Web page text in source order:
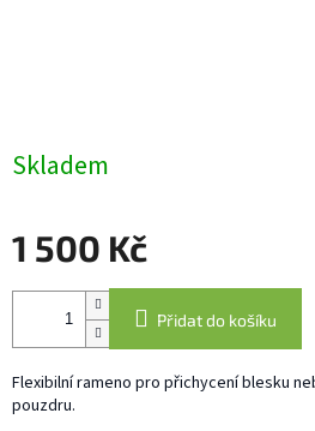
Skladem
1 500 Kč
Měrná
Přidat do košíku
Flexibilní rameno pro přichycení blesku
pouzdru.